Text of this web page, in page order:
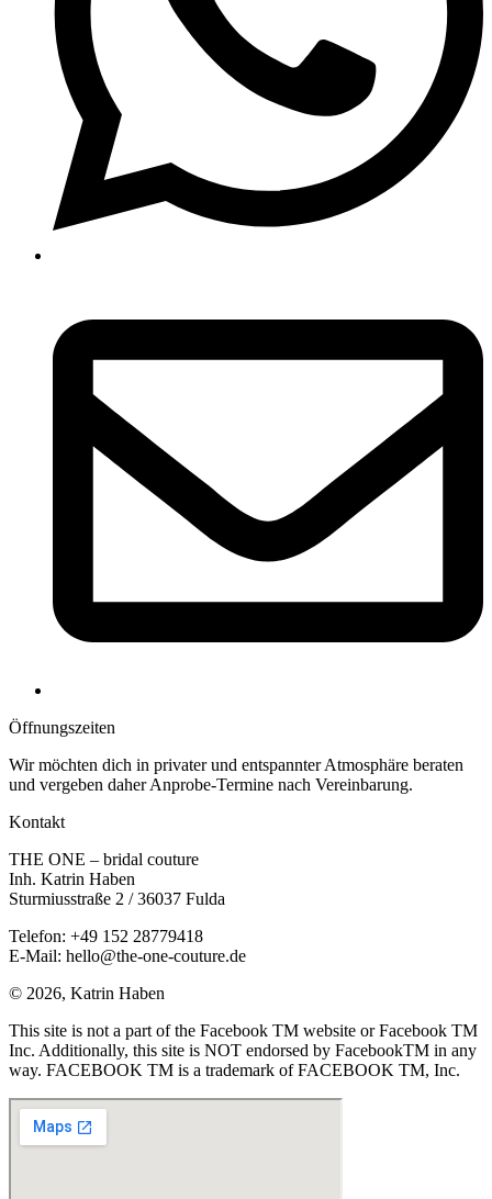
Öffnungs­zeiten
Wir möchten dich in privater und entspannter Atmosphäre beraten
und vergeben daher Anprobe-Termine nach Vereinbarung.
Kontakt
THE ONE – bridal couture
Inh. Katrin Haben
Sturmiusstraße 2 / 36037 Fulda
Telefon: +49 152 28779418
E-Mail: hello@the-one-couture.de
© 2026, Katrin Haben
This site is not a part of the Facebook TM website or Facebook TM
Inc. Additionally, this site is NOT endorsed by FacebookTM in any
way. FACEBOOK TM is a trademark of FACEBOOK TM, Inc.